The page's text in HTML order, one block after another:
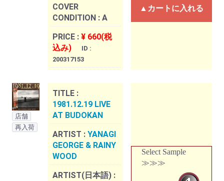
COVER
CONDITION : A
PRICE : ¥ 660(税
込み)
ID :
200317153
▲カートに入れる
店舗
再入荷
TITLE :
1981.12.19 LIVE
AT BUDOKAN
ARTIST : YANAGI
GEORGE & RAINY
WOOD
ARTIST(日本語) :
Select Sample
≫≫≫